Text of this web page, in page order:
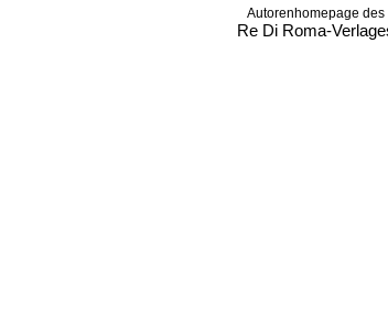
Autorenhomepage des
Re Di Roma-